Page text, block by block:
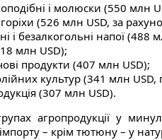
і молюски (550 млн
(526 млн USD, за
і безалкогольні напої
млн USD);
продукти (407 млн USD);
культур (341 млн
(307 млн USD).
агропродукції у
– крім тютюну – у